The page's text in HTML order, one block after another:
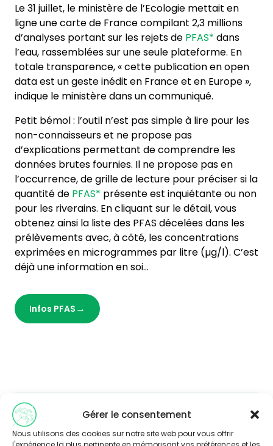
Gérer le consentement
Nous utilisons des cookies sur notre site web pour vous offrir
Le 31 juillet, le ministère de l’Ecologie mettait en
ligne une carte de France compilant 2,3 millions
d’analyses portant sur les rejets de PFAS* dans
l’eau, rassemblées sur une seule plateforme. En
totale transparence, « cette publication en open
data est un geste inédit en France et en Europe »,
indique le ministère dans un communiqué.
Petit bémol : l’outil n’est pas simple à lire pour les
non-connaisseurs et ne propose pas
d’explications permettant de comprendre les
données brutes fournies. Il ne propose pas en
l’occurrence, de grille de lecture pour préciser si la
quantité de PFAS* présente est inquiétante ou non
pour les riverains. En cliquant sur le détail, vous
obtenez ainsi la liste des PFAS décelées dans les
prélèvements avec, à côté, les concentrations
exprimées en microgrammes par litre (µg/l). C’est
déjà une information en soi…
Infos PFAS
Vous souhaitez en savoir plus sur